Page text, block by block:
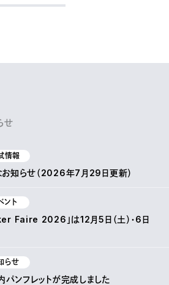
せ
情報
知らせ（2026年7月29日更新）
ント
Faire 2026」は12月5日（土）・6日
らせ
ンフレットが完成しました